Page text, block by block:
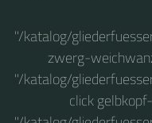
"/katalog/
zwerg-
"/katalog/
click